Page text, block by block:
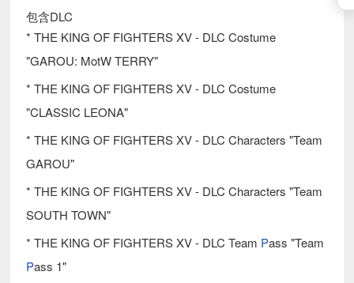
包含DLC
* THE KING OF FIGHTERS XV - DLC Costume
"GAROU: MotW TERRY"
* THE KING OF FIGHTERS XV - DLC Costume
"CLASSIC LEONA"
* THE KING OF FIGHTERS XV - DLC Characters "Team
GAROU"
* THE KING OF FIGHTERS XV - DLC Characters "Team
SOUTH TOWN"
* THE KING OF FIGHTERS XV - DLC Team Pass "Team
Pass 1"